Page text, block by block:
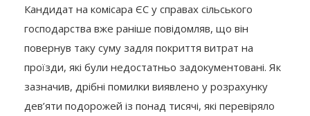
Кандидат на комісара ЄС у справах сільського
господарства вже раніше повідомляв, що він
повернув таку суму задля покриття витрат на
проїзди, які були недостатньо задокументовані. Як
зазначив, дрібні помилки виявлено у розрахунку
дев’яти подорожей із понад тисячі, які перевіряло